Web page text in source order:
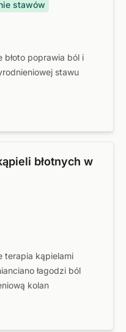
stawów
błoto poprawia ból i
stawu
błotnych w
terapia kąpielami
łagodzi ból
kolan